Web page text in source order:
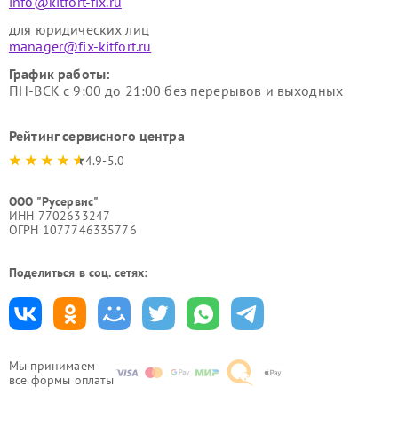
Мы принимаем
все формы оплаты
для юридических лиц
manager@fix-kitfort.ru
График работы:
ПН-ВСК с 9:00 до 21:00 без перерывов и выходных
Рейтинг сервисного центра
4.9-5.0
ООО "Русервис"
ИНН 7702633247
ОГРН 1077746335776
Поделиться в соц. сетях: